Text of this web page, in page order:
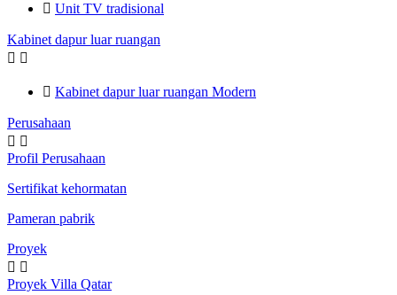
 Unit TV tradisional
Kabinet dapur luar ruangan
 
 Kabinet dapur luar ruangan Modern
Perusahaan
 
Profil Perusahaan
Sertifikat kehormatan
Pameran pabrik
Proyek
 
Proyek Villa Qatar